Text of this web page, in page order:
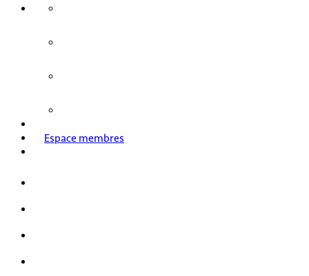
Espace membres